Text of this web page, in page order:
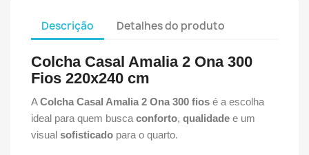
Descrição Detalhes do produto
Colcha Casal Amalia 2 Ona 300
Fios 220x240 cm
AColcha Casal Amalia 2 Ona 300 fios é a escolha
ideal para quem buscaconforto, qualidade e um
visual sofisticado para o quarto.